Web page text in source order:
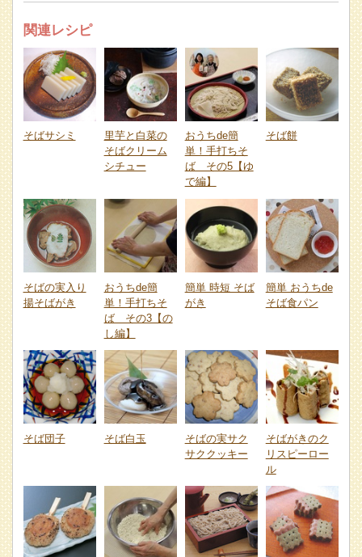
関連レシピ
そばサシミ
里芋と白菜の
そばクリーム
シチュー
おうちde簡
単！手打ちそ
ば その5【ゆ
で編】
そば餅
そばの実入り
揚そばがき
おうちde簡
単！手打ちそ
ば その3【の
し編】
簡単 時短 そば
がき
簡単 おうちde
そば食パン
そば団子 そば白玉
そばの実サク
サククッキー
そばがきのク
リスピーロー
ル